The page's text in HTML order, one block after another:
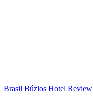
Brasil Búzios Hotel Review